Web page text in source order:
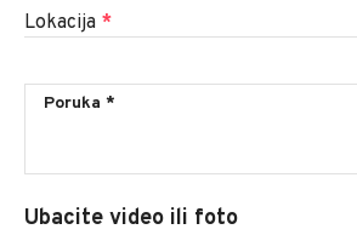
Lokacija *
Ubacite video ili foto